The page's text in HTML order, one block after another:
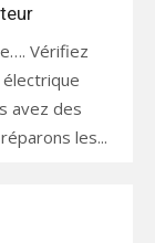
Vérifiez
avez des
les...